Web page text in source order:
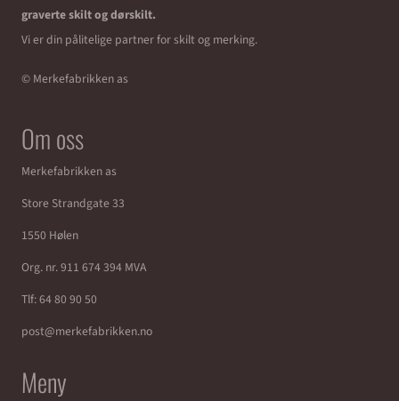
graverte skilt og dørskilt.
Vi er din pålitelige partner for skilt og merking.
© Merkefabrikken as
Om oss
Merkefabrikken as
Store Strandgate 33
1550 Hølen
Org. nr. 911 674 394 MVA
Tlf:64 80 90 50
post@merkefabrikken.no
Meny